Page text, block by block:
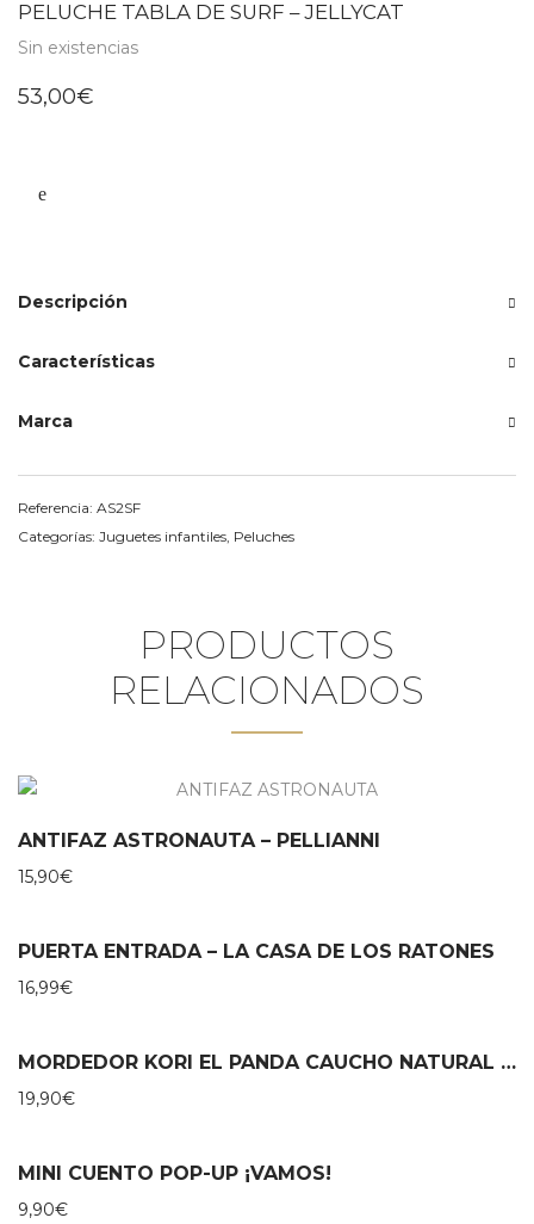
PELUCHE TABLA DE SURF – JELLYCAT
Sin existencias
53,00€
Descripción
Características
Marca
Referencia: AS2SF
Categorías: Juguetes infantiles Peluches
PRODUCTOS
RELACIONADOS
ANTIFAZ ASTRONAUTA – PELLIANNI
15,90€
PUERTA ENTRADA – LA CASA DE LOS RATONES
16,99€
MORDEDOR KORI EL PANDA CAUCHO NATURAL – LANCO
19,90€
MINI CUENTO POP-UP ¡VAMOS!
9,90€